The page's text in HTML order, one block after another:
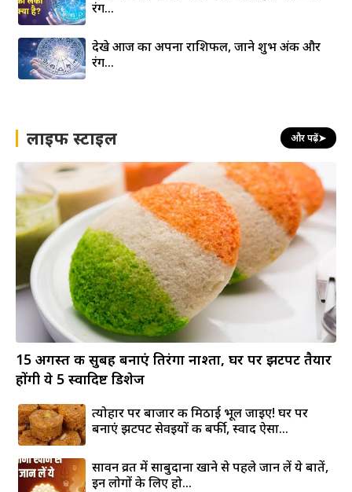
रंग…
देखे आज का अपना राशिफल, जाने शुभ अंक और
रंग…
लाइफ स्टाइल और पढ़ें➤
15 अगस्त की सुबह बनाएं तिरंगा नाश्ता, घर पर झटपट तैयार
होंगी ये 5 स्वादिष्ट डिशेज
त्योहार पर बाजार की मिठाई भूल जाइए! घर पर
बनाएं झटपट सेवइयों की बर्फी, स्वाद ऐसा...
सावन व्रत में साबुदाना खाने से पहले जान लें ये बातें,
इन लोगों के लिए हो...